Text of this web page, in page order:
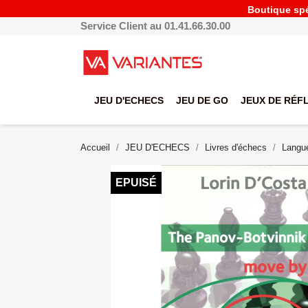
Boutique
Service Client au 01.41.66.30.00
JEU D'ECHECS JEU DE GO JEUX DE
Accueil JEU D'ECHECS Livres d'échecs
EPUISÉ